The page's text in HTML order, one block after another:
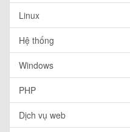
Linux
Hệ thống
Windows
PHP
Dịch vụ web